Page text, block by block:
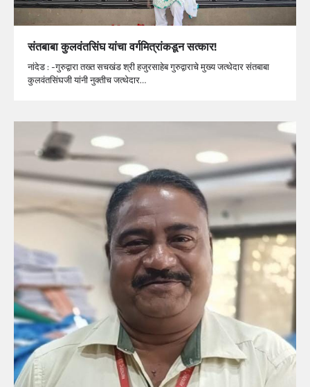
संतबाबा कुलवंतसिंघ यांचा वर्गमित्रांकडून सत्कार!
नांदेड : -गुरुद्वारा तख्त सचखंड श्री हजुरसाहेब गुरुद्वाराचे मुख्य जत्थेदार संतबाबा
कुलवंतसिंघजी यांनी नुक्तीच जत्थेदार…